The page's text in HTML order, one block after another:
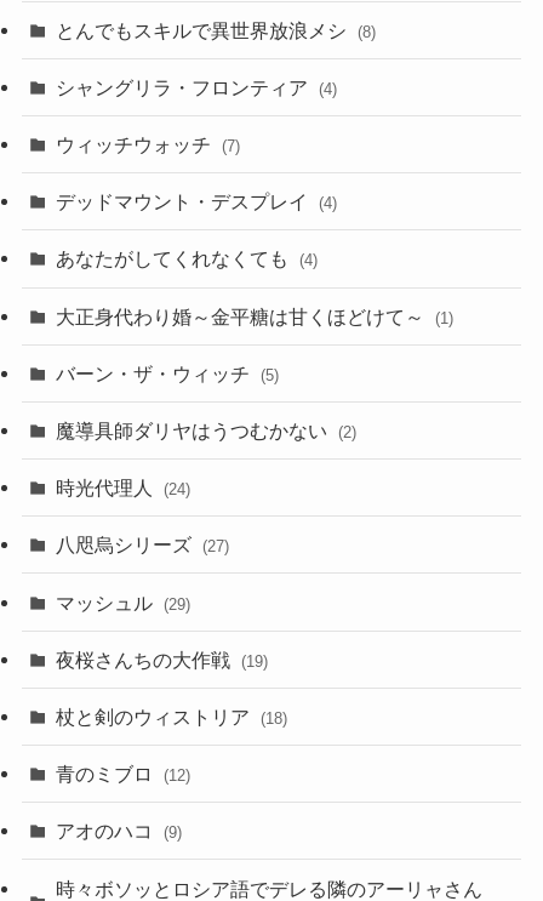
とんでもスキルで異世界放浪メシ (8)
シャングリラ・フロンティア (4)
ウィッチウォッチ (7)
デッドマウント・デスプレイ (4)
あなたがしてくれなくても (4)
大正身代わり婚～金平糖は甘くほどけて～ (1)
バーン・ザ・ウィッチ (5)
魔導具師ダリヤはうつむかない (2)
時光代理人 (24)
八咫烏シリーズ (27)
マッシュル (29)
夜桜さんちの大作戦 (19)
杖と剣のウィストリア (18)
青のミブロ (12)
アオのハコ (9)
時々ボソッとロシア語でデレる隣のアーリャさん